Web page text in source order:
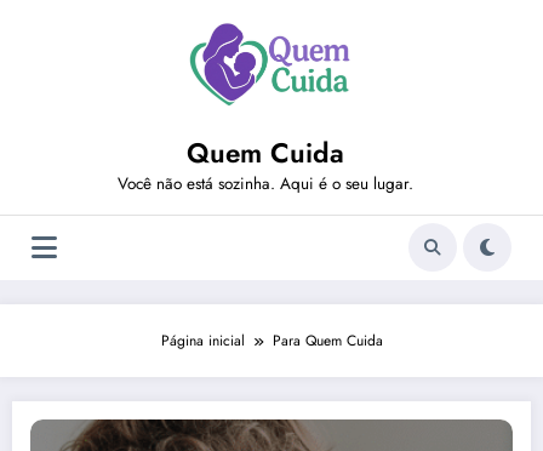
Quem Cuida
Você não está sozinha. Aqui é o seu lugar.
Página inicial Para Quem Cuida